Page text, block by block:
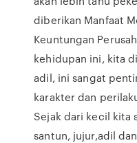
diberikan Manfaat
Keuntungan
kehidupan ini, kita
adil, ini sangat
karakter dan
Sejak dari kecil kita
santun, jujur,adil